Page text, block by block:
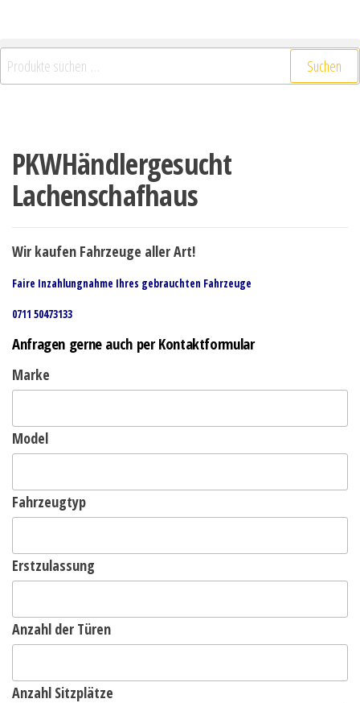
Suchen
PKWHändlergesucht
Lachenschafhaus
Wir kaufen Fahrzeuge aller Art!
Faire Inzahlungnahme Ihres gebrauchten Fahrzeuge
0711 50473133
Anfragen gerne auch per Kontaktformular
Marke
Model
Fahrzeugtyp
Erstzulassung
Anzahl der Türen
Anzahl Sitzplätze